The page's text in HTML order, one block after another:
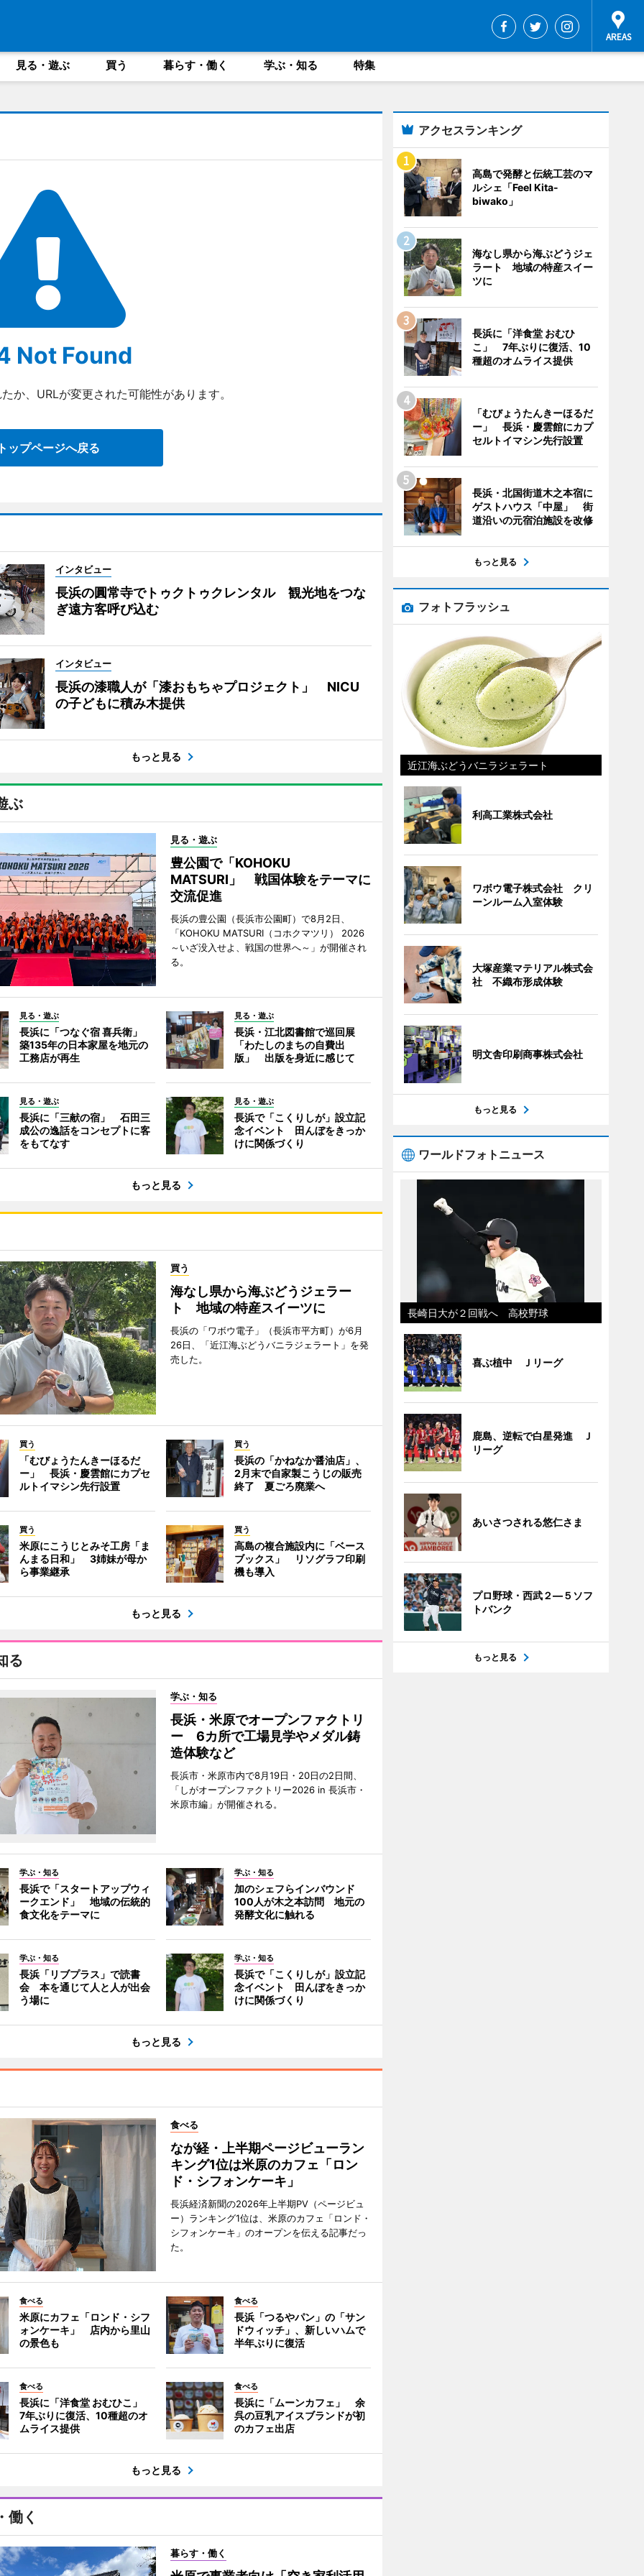
見る・遊ぶ 買う 暮らす・働く 学ぶ・知る 特集
Not Found
か、URLが変更された可能性があります。
ップページへ戻る
インタビュー
長浜の圓常寺でトゥクトゥクレンタル 観光地をつな
ぎ遠方客呼び込む
インタビュー
長浜の漆職人が「漆おもちゃプロジェクト」 NICU
の子どもに積み木提供
もっと見る
ぶ
見る・遊ぶ
豊公園で「KOHOKU
MATSURI」 戦国体験をテーマに
交流促進
長浜の豊公園（長浜市公園町）で8月2日、
「KOHOKU MATSURI（コホクマツリ） 2026
～いざ没入せよ、戦国の世界へ～」が開催され
る。
見る・遊ぶ
長浜に「つなぐ宿 喜兵衛」
築135年の日本家屋を地元の
工務店が再生
見る・遊ぶ
長浜・江北図書館で巡回展
「わたしのまちの自費出
版」 出版を身近に感じて
見る・遊ぶ
長浜に「三献の宿」 石田三
成公の逸話をコンセプトに客
をもてなす
見る・遊ぶ
長浜で「こくりしが」設立記
念イベント 田んぼをきっか
けに関係づくり
もっと見る
買う
海なし県から海ぶどうジェラー
ト 地域の特産スイーツに
長浜の「ワボウ電子」（長浜市平方町）が6月
26日、「近江海ぶどうバニラジェラート」を発
売した。
買う
「むびょうたんきーほるだ
ー」 長浜・慶雲館にカプセ
ルトイマシン先行設置
買う
長浜の「かねなか醤油店」、
2月末で自家製こうじの販売
終了 夏ごろ廃業へ
買う
米原にこうじとみそ工房「ま
んまる日和」 3姉妹が母か
ら事業継承
買う
高島の複合施設内に「ベース
ブックス」 リソグラフ印刷
機も導入
もっと見る
る
学ぶ・知る
長浜・米原でオープンファクトリ
ー 6カ所で工場見学やメダル鋳
造体験など
長浜市・米原市内で8月19日・20日の2日間、
「しがオープンファクトリー2026 in 長浜市・
米原市編」が開催される。
学ぶ・知る
長浜で「スタートアップウィ
ークエンド」 地域の伝統的
食文化をテーマに
学ぶ・知る
加のシェフらインバウンド
100人が木之本訪問 地元の
発酵文化に触れる
学ぶ・知る
長浜「リブプラス」で読書
会 本を通じて人と人が出会
う場に
学ぶ・知る
長浜で「こくりしが」設立記
念イベント 田んぼをきっか
けに関係づくり
もっと見る
食べる
なが経・上半期ページビューラン
キング1位は米原のカフェ「ロン
ド・シフォンケーキ」
長浜経済新聞の2026年上半期PV（ページビュ
ー）ランキング1位は、米原のカフェ「ロンド・
シフォンケーキ」のオープンを伝える記事だっ
た。
食べる
米原にカフェ「ロンド・シフ
ォンケーキ」 店内から里山
の景色も
食べる
長浜「つるやパン」の「サン
ドウィッチ」、新しいハムで
半年ぶりに復活
食べる
長浜に「洋食堂 おむひこ」
7年ぶりに復活、10種超のオ
ムライス提供
食べる
長浜に「ムーンカフェ」 余
呉の豆乳アイスブランドが初
のカフェ出店
もっと見る
働く
暮らす・働く
アクセスランキング
高島で発酵と伝統工芸のマ
ルシェ「Feel Kita-
biwako」
海なし県から海ぶどうジェ
ラート 地域の特産スイー
ツに
長浜に「洋食堂 おむひ
こ」 7年ぶりに復活、10
種超のオムライス提供
「むびょうたんきーほるだ
ー」 長浜・慶雲館にカプ
セルトイマシン先行設置
長浜・北国街道木之本宿に
ゲストハウス「中屋」 街
道沿いの元宿泊施設を改修
もっと見る
フォトフラッシュ
近江海ぶどうバニラジェラート
利高工業株式会社
ワボウ電子株式会社 クリ
ーンルーム入室体験
大塚産業マテリアル株式会
社 不織布形成体験
明文舎印刷商事株式会社
もっと見る
ワールドフォトニュース
長崎日大が２回戦へ 高校野球
喜ぶ植中 Ｊリーグ
鹿島、逆転で白星発進 Ｊ
リーグ
あいさつされる悠仁さま
プロ野球・西武２―５ソフ
トバンク
もっと見る